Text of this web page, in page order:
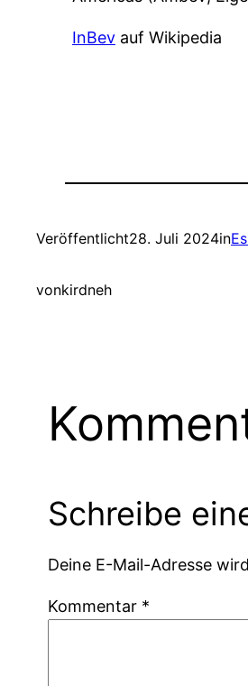
InBev auf Wikipedia
Veröffentlicht28. Juli 2024in
vonkirdneh
Schreibe
Deine E-Mail-Adresse
Kommentar *